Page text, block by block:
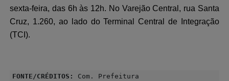
sexta-feira, das 6h às 12h. No Varejão Central, rua Santa
Cruz, 1.260, ao lado do Terminal Central de Integração
(TCI).
FONTE/CRÉDITOS: Com. Prefeitura